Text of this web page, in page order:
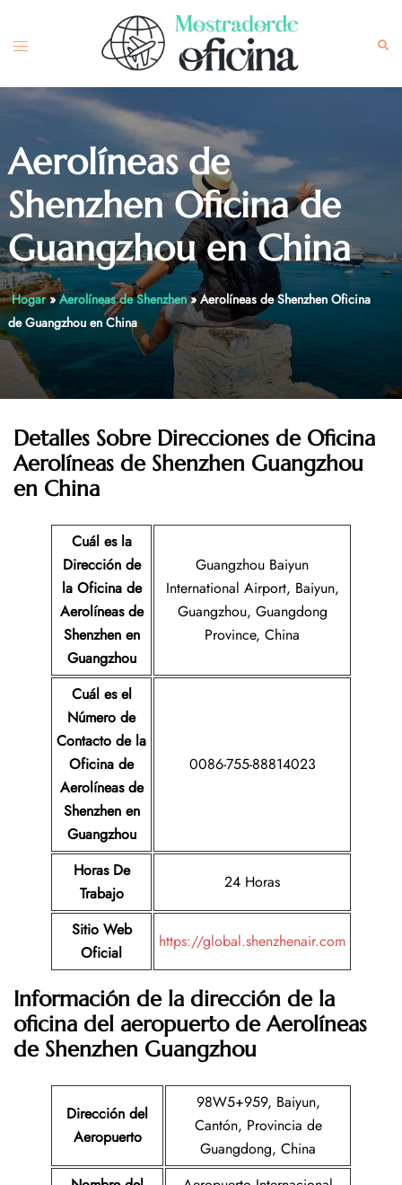
content
Toggle
Aerolíneas de
Shenzhen Oficina de
Guangzhou en China
Hogar»Aerolíneas de Shenzhen»Aerolíneas de Shenzhen Oficina
de Guangzhou en China
Detalles Sobre Direcciones de Oficina
Aerolíneas de Shenzhen Guangzhou
en China
Cuál es la
Dirección de
la Oficina de
Aerolíneas de
Shenzhen en
Guangzhou
Guangzhou Baiyun
International Airport, Baiyun,
Guangzhou, Guangdong
Province, China
Cuál es el
Número de
Contacto de la
Oficina de
Aerolíneas de
Shenzhen en
Guangzhou
0086-755-88814023
Horas De
Trabajo
24 Horas
Sitio Web
Oficial
https://global.shenzhenair.com
Información de la dirección de la
oficina del aeropuerto de Aerolíneas
de Shenzhen Guangzhou
Dirección del
Aeropuerto
98W5+959, Baiyun,
Cantón, Provincia de
Guangdong, China